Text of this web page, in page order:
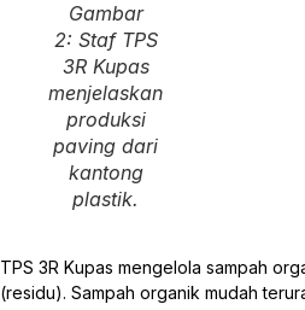
Gambar
2: Staf TPS
3R Kupas
menjelaskan
produksi
paving dari
kantong
plastik.
TPS 3R Kupas mengelola sampah
(residu). Sampah organik mudah